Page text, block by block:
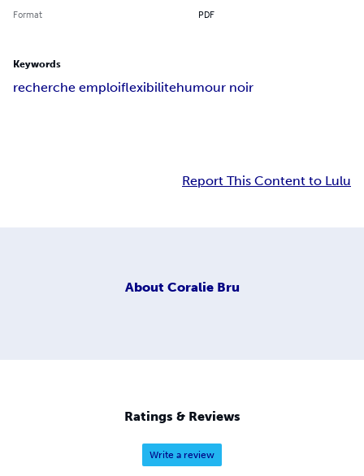
Format PDF
Keywords
recherche emploiflexibilitehumour noir
Report This Content to Lulu
About Coralie Bru
Ratings & Reviews
Write a review